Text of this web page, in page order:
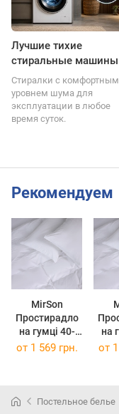
Лучшие тихие
стиральные машины
Стиралки с комфортным
уровнем шума для
эксплуатации в любое
время суток.
Рекомендуем
MirSon
Простирадло
на гумці 40-
0014
на
от 1 569 грн. от
Постельное белье